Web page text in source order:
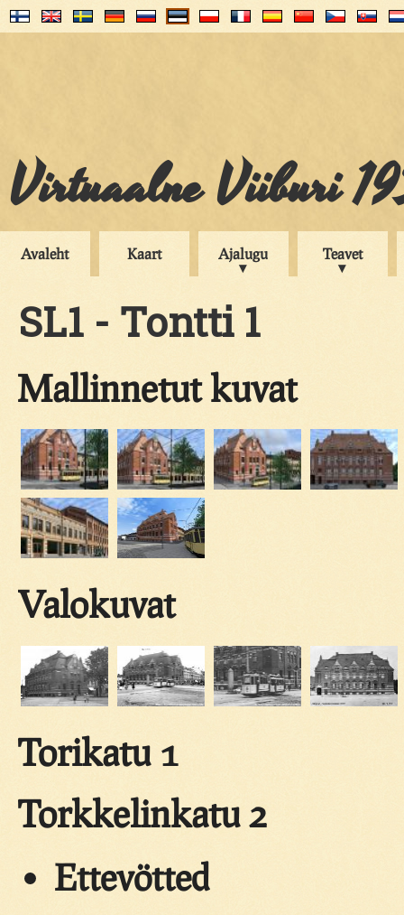
Virtuaalne Viiburi
Avaleht Kaart Ajalugu Teavet
SL1 - Tontti 1
Mallinnetut kuvat
Valokuvat
Torikatu 1
Torkkelinkatu 2
Ettevötted